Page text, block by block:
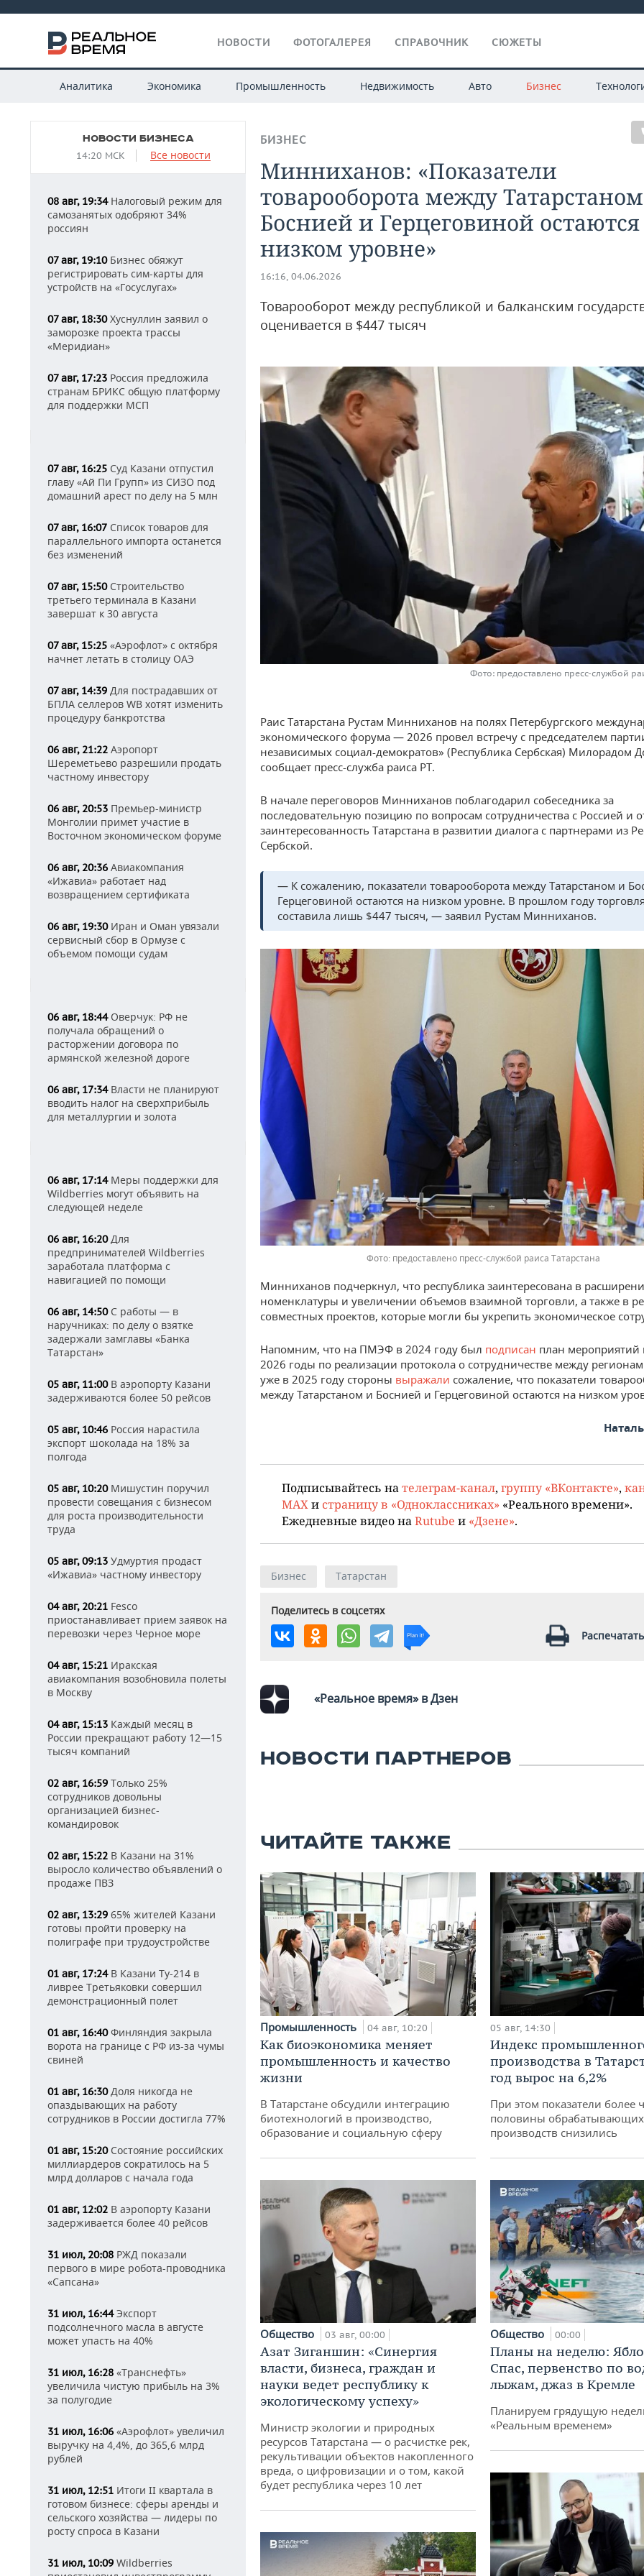
НОВОСТИ ФОТОГАЛЕРЕЯ СПРАВОЧНИК СЮЖЕТЫ
Аналитика Экономика Промышленность Недвижимость Авто Бизнес
НОВОСТИ БИЗНЕСА
14:20 МСК Все новости
08 авг, 19:34Налоговый режим для
самозанятых одобряют 34%
россиян
07 авг, 19:10Бизнес обяжут
регистрировать сим-карты для
устройств на «Госуслугах»
07 авг, 18:30Хуснуллин заявил о
заморозке проекта трассы
«Меридиан»
07 авг, 17:23 Россия предложила
странам БРИКС общую платформу
для поддержки МСП
07 авг, 16:25 Суд Казани отпустил
главу «Ай Пи Групп» из СИЗО под
домашний арест по делу на 5 млн
07 авг, 16:07 Список товаров для
параллельного импорта останется
без изменений
07 авг, 15:50Строительство
третьего терминала в Казани
завершат к 30 августа
07 авг, 15:25 «Аэрофлот» с октября
начнет летать в столицу ОАЭ
07 авг, 14:39 Для пострадавших от
БПЛА селлеров WB хотят изменить
процедуру банкротства
06 авг, 21:22 Аэропорт
Шереметьево разрешили продать
частному инвестору
06 авг, 20:53 Премьер-министр
Монголии примет участие в
Восточном экономическом форуме
06 авг, 20:36 Авиакомпания
«Ижавиа» работает над
возвращением сертификата
06 авг, 19:30Иран и Оман увязали
сервисный сбор в Ормузе с
объемом помощи судам
06 авг, 18:44Оверчук: РФ не
получала обращений о
расторжении договора по
армянской железной дороге
06 авг, 17:34Власти не планируют
вводить налог на сверхприбыль
для металлургии и золота
06 авг, 17:14Меры поддержки для
Wildberries могут объявить на
следующей неделе
06 авг, 16:20Для
предпринимателей Wildberries
заработала платформа с
навигацией по помощи
06 авг, 14:50С работы — в
наручниках: по делу о взятке
задержали замглавы «Банка
Татарстан»
05 авг, 11:00В аэропорту Казани
задерживаются более 50 рейсов
05 авг, 10:46 Россия нарастила
экспорт шоколада на 18% за
полгода
05 авг, 10:20Мишустин поручил
провести совещания с бизнесом
для роста производительности
труда
05 авг, 09:13 Удмуртия продаст
«Ижавиа» частному инвестору
04 авг, 20:21 Fesco
приостанавливает прием заявок на
перевозки через Черное море
04 авг, 15:21 Иракская
авиакомпания возобновила полеты
в Москву
04 авг, 15:13 Каждый месяц в
России прекращают работу 12—15
тысяч компаний
02 авг, 16:59 Только 25%
сотрудников довольны
организацией бизнес-
командировок
02 авг, 15:22 В Казани на 31%
выросло количество объявлений о
продаже ПВЗ
02 авг, 13:29 65% жителей Казани
готовы пройти проверку на
полиграфе при трудоустройстве
01 авг, 17:24В Казани Ту-214 в
ливрее Третьяковки совершил
демонстрационный полет
01 авг, 16:40Финляндия закрыла
ворота на границе с РФ из-за чумы
свиней
01 авг, 16:30Доля никогда не
опаздывающих на работу
сотрудников в России достигла 77%
01 авг, 15:20Состояние российских
миллиардеров сократилось на 5
млрд долларов с начала года
01 авг, 12:02 В аэропорту Казани
задерживается более 40 рейсов
31 июл, 20:08 РЖД показали
первого в мире робота-проводника
«Сапсана»
31 июл, 16:44Экспорт
подсолнечного масла в августе
может упасть на 40%
31 июл, 16:28 «Транснефть»
увеличила чистую прибыль на 3%
за полугодие
31 июл, 16:06 «Аэрофлот» увеличил
выручку на 4,4%, до 365,6 млрд
рублей
31 июл, 12:51 Итоги II квартала в
готовом бизнесе: сферы аренды и
сельского хозяйства — лидеры по
росту спроса в Казани
31 июл, 10:09 Wildberries
БИЗНЕС
Минниханов: «Показатели
товарооборота между
Боснией и Герцеговиной
низком уровне»
16:16, 04.06.2026
Товарооборот между республикой и балканским
оценивается в $447 тысяч
Фото: предоставлено пресс-службой
Раис Татарстана Рустам Минниханов на полях Петербургского
экономического форума — 2026 провел встречу с председателем
независимых социал-демократов» (Республика Сербская) Милорадом
сообщает пресс-служба раиса РТ.
В начале переговоров Минниханов поблагодарил собеседника за
последовательную позицию по вопросам сотрудничества с Россией и
заинтересованность Татарстана в развитии диалога с партнерами из
Сербской.
— К сожалению, показатели товарооборота между Татарстаном и
Герцеговиной остаются на низком уровне. В прошлом году
составила лишь $447 тысяч, — заявил Рустам Минниханов.
предоставлено пресс-службой раиса Татарстана
Минниханов подчеркнул, что республика заинтересована в
номенклатуры и увеличении объемов взаимной торговли, а также в
совместных проектов, которые могли бы укрепить экономическое
Напомним, что на ПМЭФ в 2024 году был подписан план
2026 годы по реализации протокола о сотрудничестве между
уже в 2025 году стороны выражали сожаление, что показатели
между Татарстаном и Боснией и Герцеговиной остаются на низком
Подписывайтесь на телеграм-канал, группу «ВКонтакте»,
MAX и страницу в «Одноклассниках» «Реального времени».
Ежедневные видео на Rutube и «Дзене».
Бизнес Татарстан
Поделитесь в соцсетях
«Реальное время» в Дзен
НОВОСТИ ПАРТНЕРОВ
ЧИТАЙТЕ ТАКЖЕ
Промышленность 04 авг, 10:20
Как биоэкономика меняет
промышленность и качество
жизни
В Татарстане обсудили интеграцию
биотехнологий в производство,
образование и социальную сферу
Общество 03 авг, 00:00
Азат Зиганшин: «Синергия
власти, бизнеса, граждан и
науки ведет республику к
экологическому успеху»
Министр экологии и природных
ресурсов Татарстана — о расчистке рек,
рекультивации объектов накопленного
вреда, о цифровизации и о том, какой
будет республика через 10 лет
05 авг, 14:30
Индекс
производства в
год вырос на 6,2%
При этом показатели более
половины обрабатывающих
производств снизились
Общество 00:00
Планы на неделю:
Спас, первенство по
лыжам, джаз в Кремле
Планируем грядущую
«Реальным временем»